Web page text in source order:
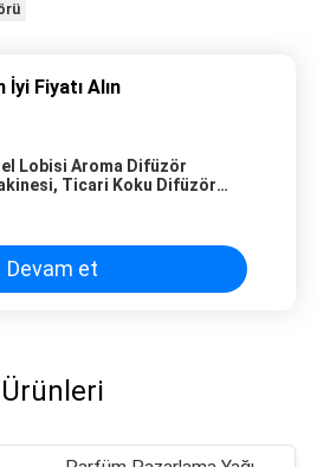
İyi Fiyatı Alın
Lobisi Aroma Difüzör
Ticari Koku Difüzör
Devam et
Ürünleri